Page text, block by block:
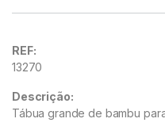
REF:
13270
Descrição:
Tábua grande de bambu